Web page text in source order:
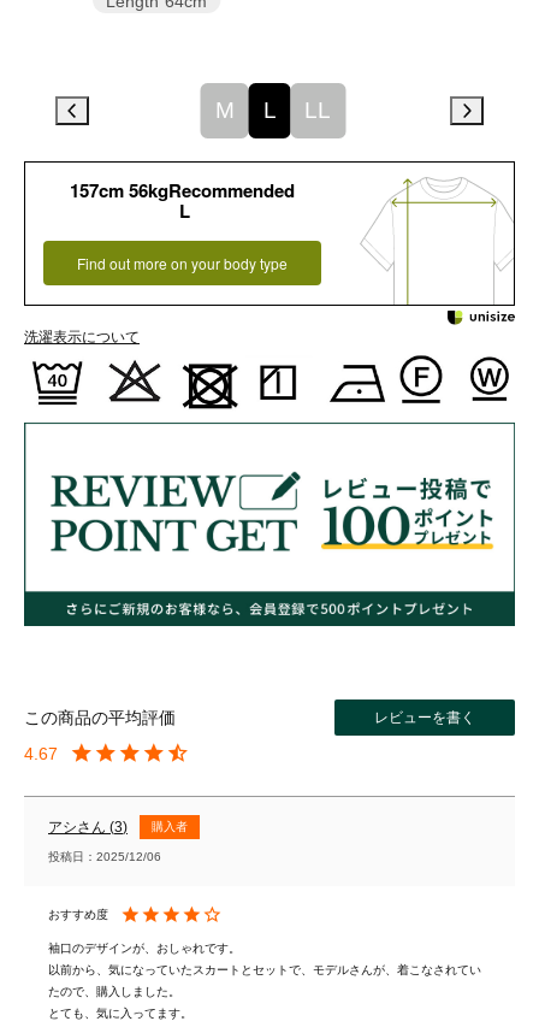
M L LL
157cm 56kgRecommended
L
Find out more on your body type
洗濯表示について
4.67
アシ 3 購入者
投稿日 2025/12/06
袖口のデザインが、おしゃれです。
以前から、気になっていたスカートとセットで、モデルさんが、着こなされてい
たので、購入しました。
とても、気に入ってます。
レビューを書く